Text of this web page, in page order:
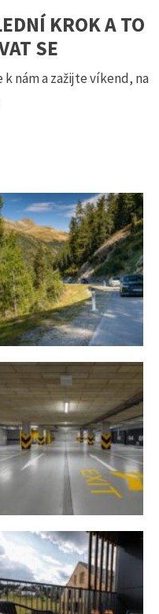
KROK A TO
SE
k nám a zažijte víkend, na